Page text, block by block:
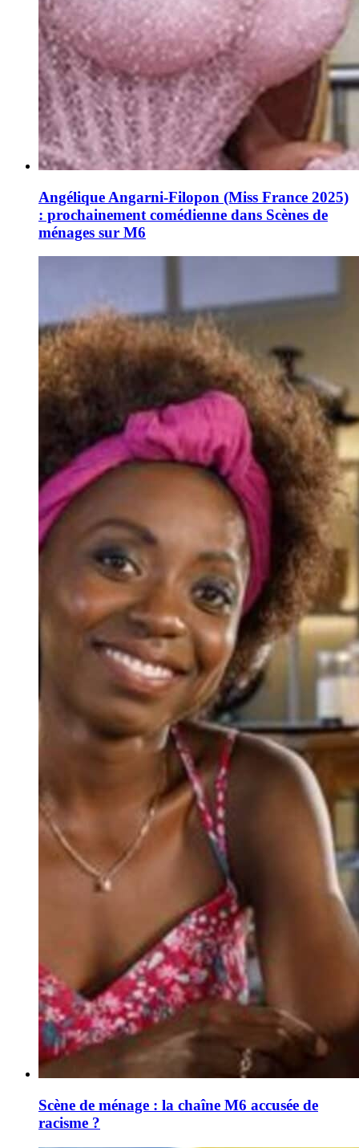
Angélique Angarni-Filopon (Miss France 2025)
: prochainement comédienne dans Scènes de
ménages sur M6
Scène de ménage : la chaîne M6 accusée de
racisme ?